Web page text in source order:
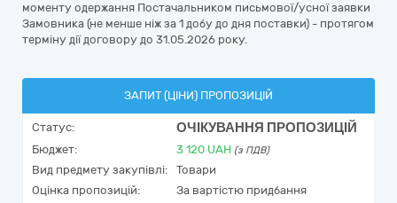
моменту одержання Постачальником письмової/усної заявки
Замовника (не менше ніж за 1 добу до дня поставки) - протягом
терміну дії договору до 31.05.2026 року.
ЗАПИТ (ЦІНИ) ПРОПОЗИЦІЙ
Статус: ОЧІКУВАННЯ ПРОПОЗИЦІЙ
Бюджет: 3 120 UAH (з ПДВ)
Вид предмету закупівлі:
Товари
Оцінка пропозицій:
За вартістю придбання